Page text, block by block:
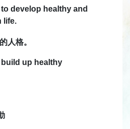
develop healthy and
life.
人格。
up healthy